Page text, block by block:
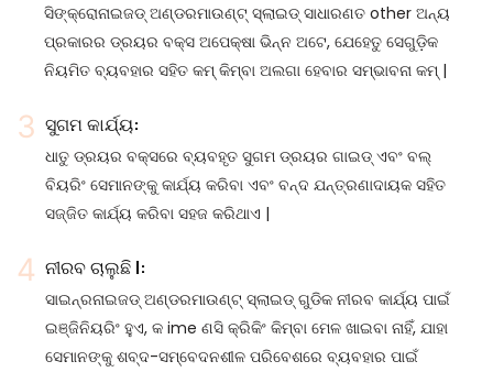
ସିଙ୍କ୍ରୋନାଇଜଡ୍ ଅଣ୍ଡରମାଉଣ୍ଟ୍ ସ୍ଲାଇଡ୍ ସାଧାରଣତ other ଅନ୍ୟ
ପ୍ରକାରର ଡ୍ରୟର ବକ୍ସ ଅପେକ୍ଷା ଭିନ୍ନ ଅଟେ, ଯେହେତୁ ସେଗୁଡ଼ିକ
ନିୟମିତ ବ୍ୟବହାର ସହିତ କମ୍ କିମ୍ବା ଅଲଗା ହେବାର ସମ୍ଭାବନା କମ୍ |
ସୁଗମ କାର୍ଯ୍ୟ:
ଧାତୁ ଡ୍ରୟର ବକ୍ସରେ ବ୍ୟବହୃତ ସୁଗମ ଡ୍ରୟର ଗାଇଡ୍ ଏବଂ ବଲ୍
ବିୟରିଂ ସେମାନଙ୍କୁ କାର୍ଯ୍ୟ କରିବା ଏବଂ ବନ୍ଦ ଯନ୍ତ୍ରଣାଦାୟକ ସହିତ
ସଜ୍ଜିତ କାର୍ଯ୍ୟ କରିବା ସହଜ କରିଥାଏ |
ନୀରବ ଚାଲୁଛି |:
ସାଇନ୍ରନାଇଜଡ୍ ଅଣ୍ଡରମାଉଣ୍ଟ୍ ସ୍ଲାଇଡ୍ ଗୁଡିକ ନୀରବ କାର୍ଯ୍ୟ ପାଇଁ
ଇଞ୍ଜିନିୟରିଂ ହୁଏ, କ ime ଣସି କ୍ରିକିଂ କିମ୍ବା ମେଳ ଖାଇବା ନାହିଁ, ଯାହା
ସେମାନଙ୍କୁ ଶବ୍ଦ-ସମ୍ବେଦନଶୀଳ ପରିବେଶରେ ବ୍ୟବହାର ପାଇଁ